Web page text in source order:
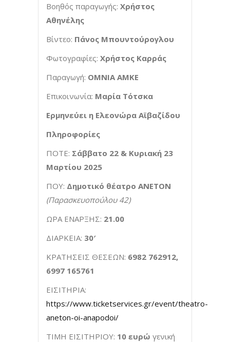
Βοηθός παραγωγής: Χρήστος
Αθηνέλης
Βίντεο: Πάνος Μπουντούρογλου
Φωτογραφίες: Χρήστος Καρράς
Παραγωγή: ΟΜΝΙΑ ΑΜΚΕ
Επικοινωνία: Μαρία Τότσκα
Ερμηνεύει η Ελεονώρα Αϊβαζίδου
Πληροφορίες
ΠΟΤΕ: Σάββατο 22 & Κυριακή 23
Μαρτίου 2025
ΠΟΥ: Δημοτικό θέατρο ΑΝΕΤΟΝ
(Παρασκευοπούλου 42)
ΩΡΑ ΕΝΑΡΞΗΣ: 21.00
ΔΙΑΡΚΕΙΑ: 30′
ΚΡΑΤΗΣΕΙΣ ΘΕΣΕΩΝ: 6982 762912,
6997 165761
ΕΙΣΙΤΗΡΙΑ:
https://www.ticketservices.gr/event/theatro-
aneton-oi-anapodoi/
ΤΙΜΗ ΕΙΣΙΤΗΡΙΟΥ: 10 ευρώ γενική